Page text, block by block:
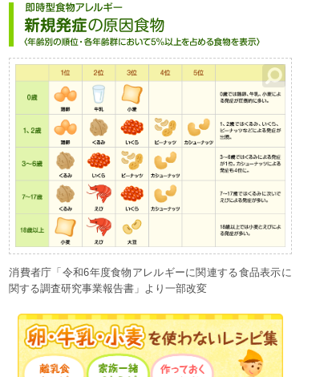
消費者庁「令和6年度食物アレルギーに関連する食品表示に
関する調査研究事業報告書」より一部改変